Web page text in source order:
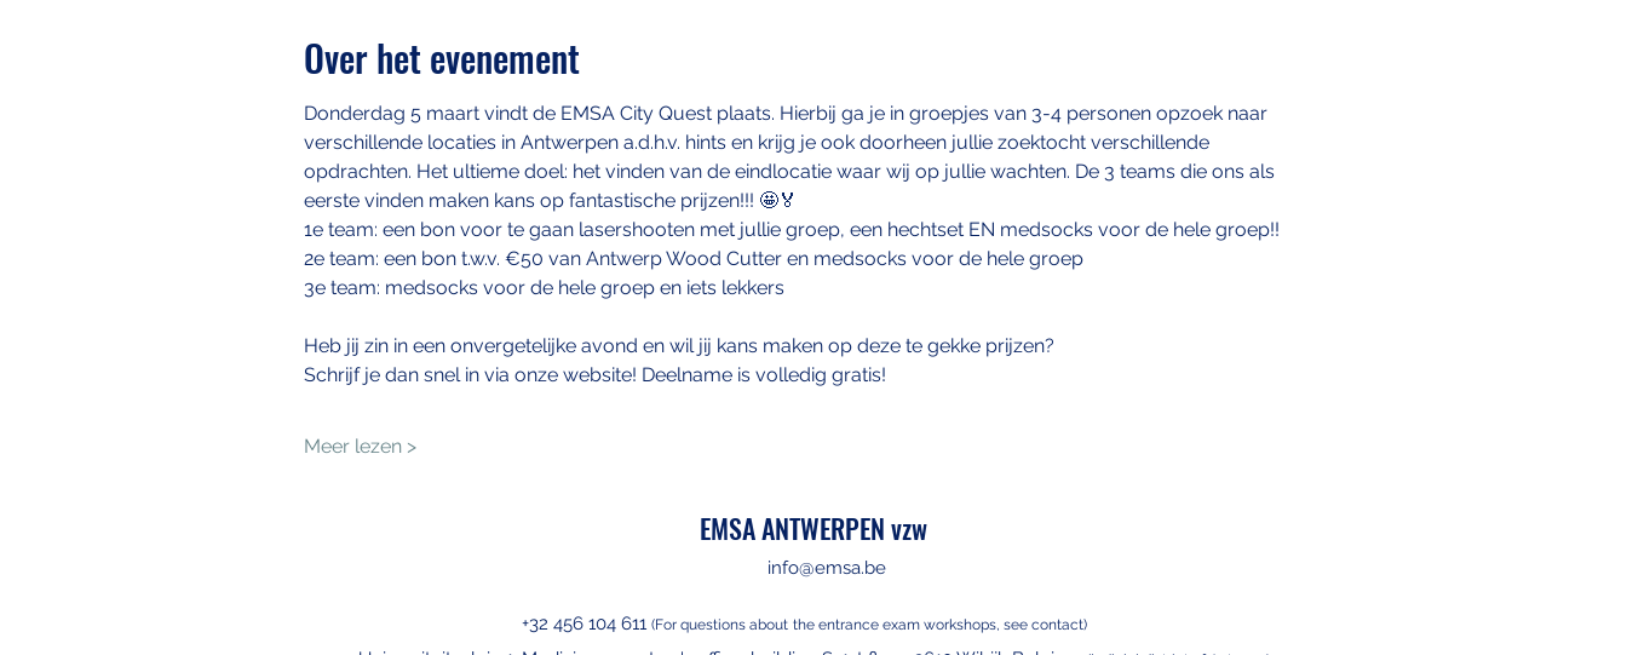
Over het evenement
Donderdag 5 maart vindt de EMSA City Quest plaats. Hierbij ga je in groepjes van 3-4 personen opzoek naar
verschillende locaties in Antwerpen a.d.h.v. hints en krijg je ook doorheen jullie zoektocht verschillende
opdrachten. Het ultieme doel: het vinden van de eindlocatie waar wij op jullie wachten. De 3 teams die ons als
eerste vinden maken kans op fantastische prijzen!!! 🤩🏅
1e team: een bon voor te gaan lasershooten met jullie groep, een hechtset EN medsocks voor de hele groep!!
2e team: een bon t.w.v. €50 van Antwerp Wood Cutter en medsocks voor de hele groep
3e team: medsocks voor de hele groep en iets lekkers
Heb jij zin in een onvergetelijke avond en wil jij kans maken op deze te gekke prijzen?
Schrijf je dan snel in via onze website! Deelname is volledig gratis!
Meer lezen >
EMSA ANTWERPEN vzw
info@emsa.be
+32 456 104 611 (For questions about the entrance exam workshops, see contact)